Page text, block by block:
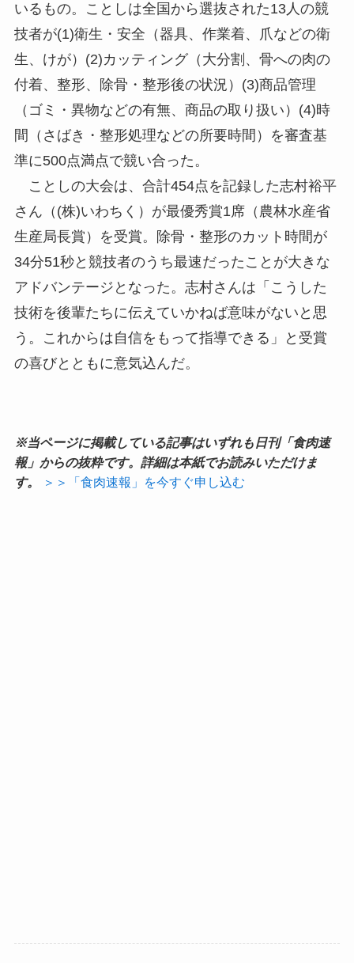
いるもの。ことしは全国から選抜された13人の競
技者が(1)衛生・安全（器具、作業着、爪などの衛
生、けが）(2)カッティング（大分割、骨への肉の
付着、整形、除骨・整形後の状況）(3)商品管理
（ゴミ・異物などの有無、商品の取り扱い）(4)時
間（さばき・整形処理などの所要時間）を審査基
準に500点満点で競い合った。
ことしの大会は、合計454点を記録した志村裕平
さん（(株)いわちく）が最優秀賞1席（農林水産省
生産局長賞）を受賞。除骨・整形のカット時間が
34分51秒と競技者のうち最速だったことが大きな
アドバンテージとなった。志村さんは「こうした
技術を後輩たちに伝えていかねば意味がないと思
う。これからは自信をもって指導できる」と受賞
の喜びとともに意気込んだ。
※当ページに掲載している記事はいずれも日刊「食肉速
報」からの抜粋です。詳細は本紙でお読みいただけま
す。
＞＞「食肉速報」を今すぐ申し込む